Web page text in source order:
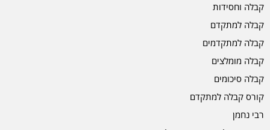
קבלה וחסידות
קבלה למתקדם
קבלה למתקדמים
קבלה מומלצים
קבלה סיכומים
קורס קבלה למתקדם
רבי נחמן